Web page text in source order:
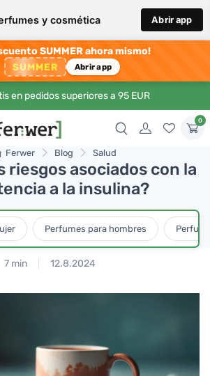
y cosmética Abrir app
SUMMER ahora mismo!
SUMMER Abrir app
en pedidos superiores a 95 EUR
0
Ferwer Blog Salud
riesgos asociados con la
a la insulina?
Perfumes para hombres
7 min 12.8.2024